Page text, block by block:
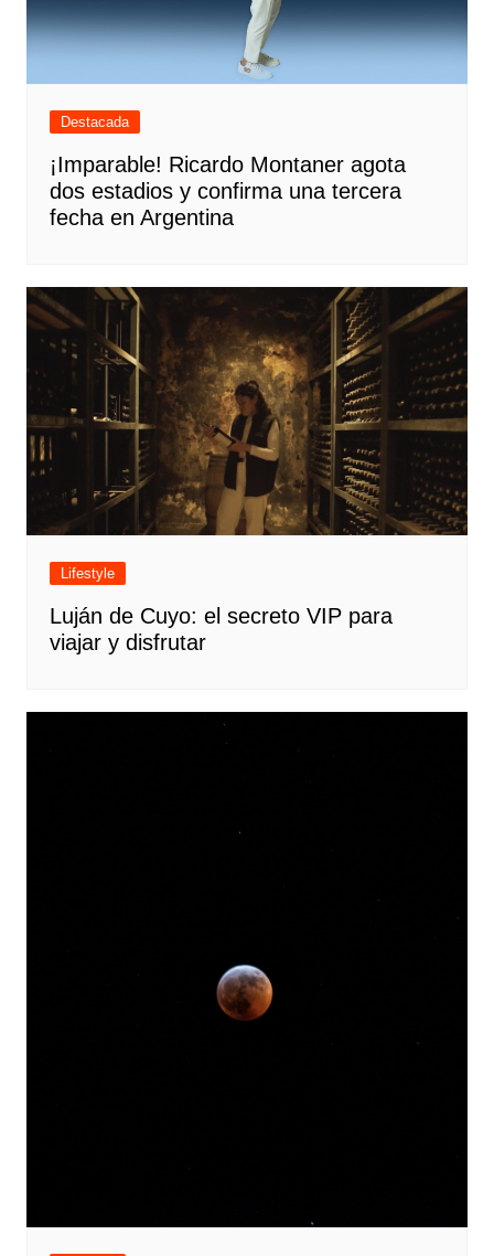
Destacada
¡Imparable! Ricardo Montaner agota
dos estadios y confirma una tercera
fecha en Argentina
Lifestyle
Luján de Cuyo: el secreto VIP para
viajar y disfrutar